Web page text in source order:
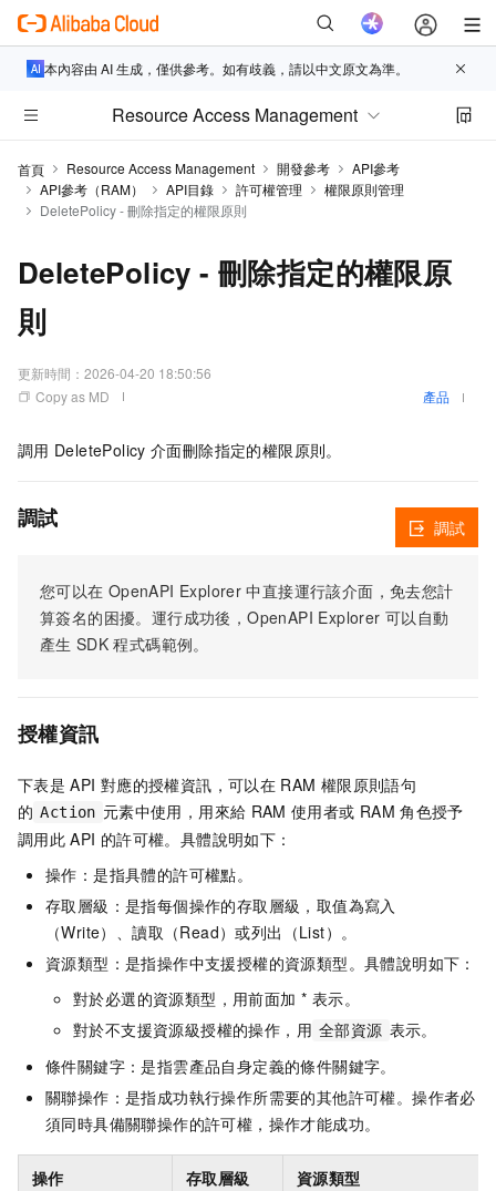
本內容由 AI 生成，僅供參考。如有歧義，請以中文原文為準。
Resource Access Management
首頁 Resource Access Management 開發參考
API參考
API參考（RAM）
API目錄 許可權管理
權限原則管理
DeletePolicy - 刪除指定的權限原則
DeletePolicy - 刪除指定的權限原
則
更新時間： 2026-04-20 18:50:56
Copy as MD
產品
調用 DeletePolicy 介面刪除指定的權限原則。
調試
您可以在 OpenAPI Explorer 中直接運行該介面，免去您計
算簽名的困擾。運行成功後，OpenAPI Explorer 可以自動
產生 SDK 程式碼範例。
調試
授權資訊
下表是 API 對應的授權資訊，可以在 RAM 權限原則語句
的 Action 元素中使用，用來給 RAM 使用者或 RAM 角色授予
調用此 API 的許可權。具體說明如下：
操作：是指具體的許可權點。
存取層級：是指每個操作的存取層級，取值為寫入
（Write）、讀取（Read）或列出（List）。
資源類型：是指操作中支援授權的資源類型。具體說明如下：
對於必選的資源類型，用前面加 * 表示。
對於不支援資源級授權的操作，用 全部資源 表示。
條件關鍵字：是指雲產品自身定義的條件關鍵字。
關聯操作：是指成功執行操作所需要的其他許可權。操作者必
須同時具備關聯操作的許可權，操作才能成功。
操作 存取層級 資源類型